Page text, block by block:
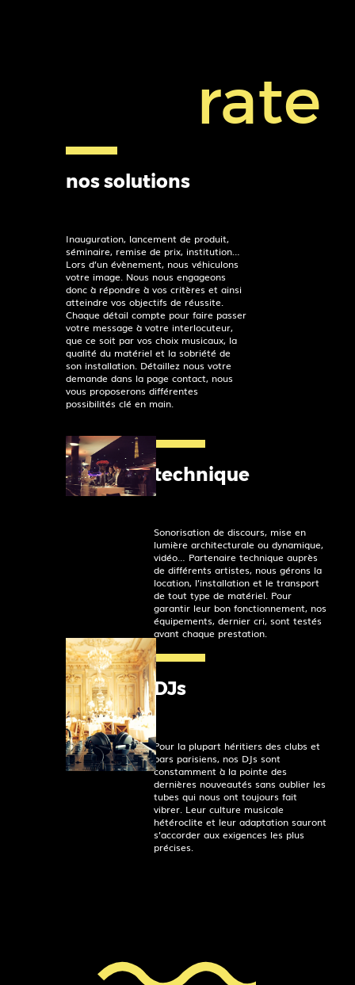
rate
nos solutions
Inauguration, lancement de produit,
séminaire, remise de prix, institution…
Lors d’un évènement, nous véhiculons
votre image. Nous nous engageons
donc à répondre à vos critères et ainsi
atteindre vos objectifs de réussite.
Chaque détail compte pour faire passer
votre message à votre interlocuteur,
que ce soit par vos choix musicaux, la
qualité du matériel et la sobriété de
son installation. Détaillez nous votre
demande dans la page contact, nous
vous proposerons différentes
possibilités clé en main.
technique
Sonorisation de discours, mise en
lumière architecturale ou dynamique,
vidéo… Partenaire technique auprès
de différents artistes, nous gérons la
location, l’installation et le transport
de tout type de matériel. Pour
garantir leur bon fonctionnement, nos
équipements, dernier cri, sont testés
avant chaque prestation.
DJs
Pour la plupart héritiers des clubs et
bars parisiens, nos DJs sont
constamment à la pointe des
dernières nouveautés sans oublier les
tubes qui nous ont toujours fait
vibrer. Leur culture musicale
hétéroclite et leur adaptation sauront
s’accorder aux exigences les plus
précises.